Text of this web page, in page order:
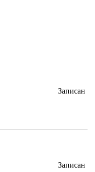
Записан
Записан